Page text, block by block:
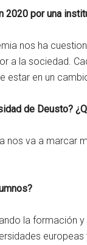
2020 por una
nos ha
a la sociedad.
estar en un
de Deusto?
nos va a marcar
la formación